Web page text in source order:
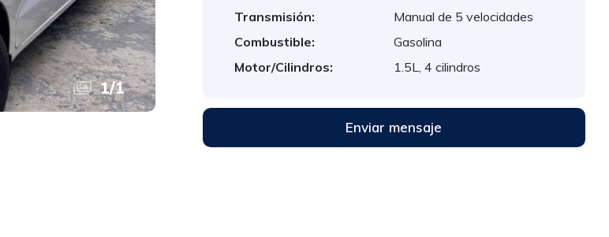
1/1
Transmisión:
Manual de 5 velocidades
Combustible:
Gasolina
Motor/Cilindros:
1.5L, 4 cilindros
Enviar mensaje